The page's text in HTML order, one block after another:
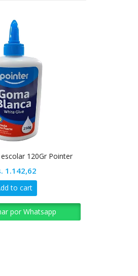
120Gr Pointer
1.142,62
to cart
por Whatsapp